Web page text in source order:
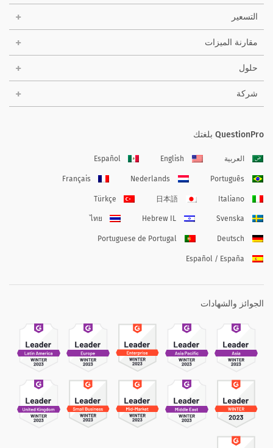
التسعير
مقارنة الميزات
حلول
شركة
QuestionPro بلغتك
العربية English
Español
Português
Nederlands
Français
Italiano
日本語
Türkçe
Svenska
Hebrew IL
ไทย
Deutsch
Portuguese de Portugal
Español / España
الجوائز والشهادات